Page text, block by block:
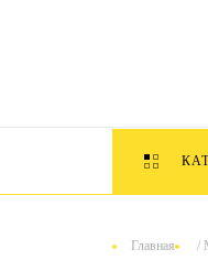
Главная /